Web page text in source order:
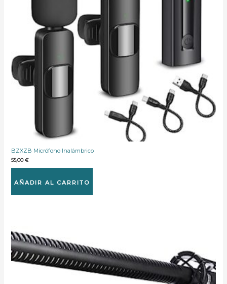
BZXZB Micrófono Inalámbrico
55,00€
AÑADIR AL CARRITO